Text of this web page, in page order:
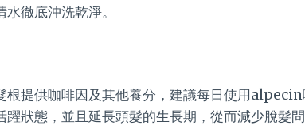
徹底沖洗乾淨。
根提供咖啡因及其他養分，建議每日使用
躍狀態，並且延長頭髮的生長期，從而減少脫髮